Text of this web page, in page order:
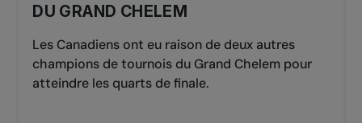
DU GRAND CHELEM
Les Canadiens ont eu raison de deux autres
champions de tournois du Grand Chelem pour
atteindre les quarts de finale.